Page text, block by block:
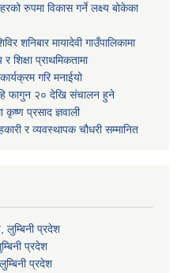
रुपमा विकास गर्ने लक्ष्य बोकेका
शनिबार मायादेवी गाउँपालिकामा
शिक्षा प्राथमिकतामा
गरि मनाईयो
फागुन २० देखि संचालन हुने
प्रसाद ज्ञवाली
र व्यवस्थापक चौधरी सम्मानित
लुम्बिनी प्रदेश
प्रदेश
प्रदेश